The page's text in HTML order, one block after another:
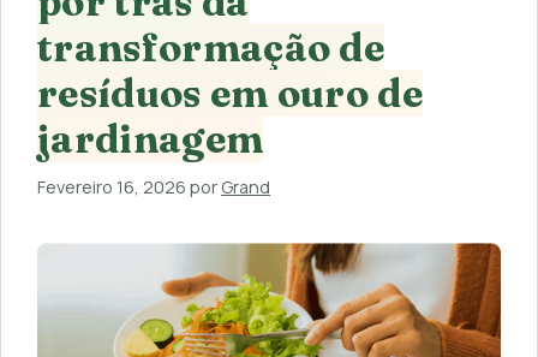
transformação de
resíduos em ouro de
jardinagem
Fevereiro 16, 2026 por Grand